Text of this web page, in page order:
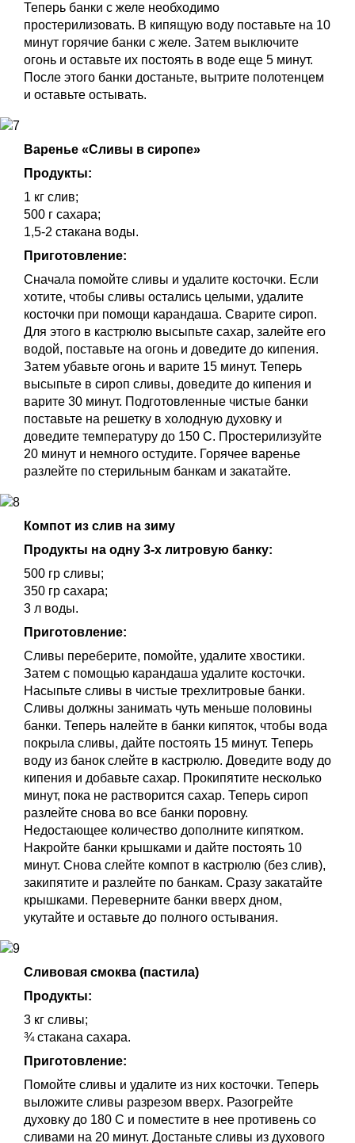
Теперь банки с желе необходимо
простерилизовать. В кипящую воду поставьте на 10
минут горячие банки с желе. Затем выключите
огонь и оставьте их постоять в воде еще 5 минут.
После этого банки достаньте, вытрите полотенцем
и оставьте остывать.
Варенье «Сливы в сиропе»
Продукты:
1 кг слив;
500 г сахара;
1,5-2 стакана воды.
Приготовление:
Сначала помойте сливы и удалите косточки. Если
хотите, чтобы сливы остались целыми, удалите
косточки при помощи карандаша. Сварите сироп.
Для этого в кастрюлю высыпьте сахар, залейте его
водой, поставьте на огонь и доведите до кипения.
Затем убавьте огонь и варите 15 минут. Теперь
высыпьте в сироп сливы, доведите до кипения и
варите 30 минут. Подготовленные чистые банки
поставьте на решетку в холодную духовку и
доведите температуру до 150 С. Простерилизуйте
20 минут и немного остудите. Горячее варенье
разлейте по стерильным банкам и закатайте.
Компот из слив на зиму
Продукты на одну 3-х литровую банку:
500 гр сливы;
350 гр сахара;
3 л воды.
Приготовление:
Сливы переберите, помойте, удалите хвостики.
Затем с помощью карандаша удалите косточки.
Насыпьте сливы в чистые трехлитровые банки.
Сливы должны занимать чуть меньше половины
банки. Теперь налейте в банки кипяток, чтобы вода
покрыла сливы, дайте постоять 15 минут. Теперь
воду из банок слейте в кастрюлю. Доведите воду до
кипения и добавьте сахар. Прокипятите несколько
минут, пока не растворится сахар. Теперь сироп
разлейте снова во все банки поровну.
Недостающее количество дополните кипятком.
Накройте банки крышками и дайте постоять 10
минут. Снова слейте компот в кастрюлю (без слив),
закипятите и разлейте по банкам. Сразу закатайте
крышками. Переверните банки вверх дном,
укутайте и оставьте до полного остывания.
Сливовая смоква (пастила)
Продукты:
3 кг сливы;
¾ стакана сахара.
Приготовление:
Помойте сливы и удалите из них косточки. Теперь
выложите сливы разрезом вверх. Разогрейте
духовку до 180 С и поместите в нее противень со
сливами на 20 минут. Достаньте сливы из духового